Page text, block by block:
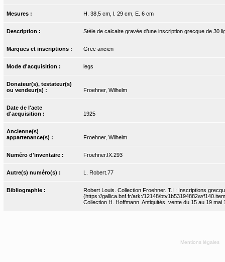
Mesures : H. 38,5 cm, l. 29 cm, E. 6 cm
Description : Stèle de calcaire gravée d’une inscription grecque de 30
Marques et inscriptions : Grec ancien
Mode d'acquisition : legs
Donateur(s), testateur(s)
ou vendeur(s) :
Froehner, Wilhelm
Date de l'acte
d'acquisition :
1925
Ancienne(s)
appartenance(s) :
Froehner, Wilhelm
Numéro d'inventaire : Froehner.IX.293
Autre(s) numéro(s) : L. Robert.77
Bibliographie :
Robert Louis. Collection Froehner. T.I : Inscriptions
(https://gallica.bnf.fr/ark:/12148/btv1b53194882w/
Collection H. Hoffmann. Antiquités, vente du 15 au 19 mai
Mentions légales